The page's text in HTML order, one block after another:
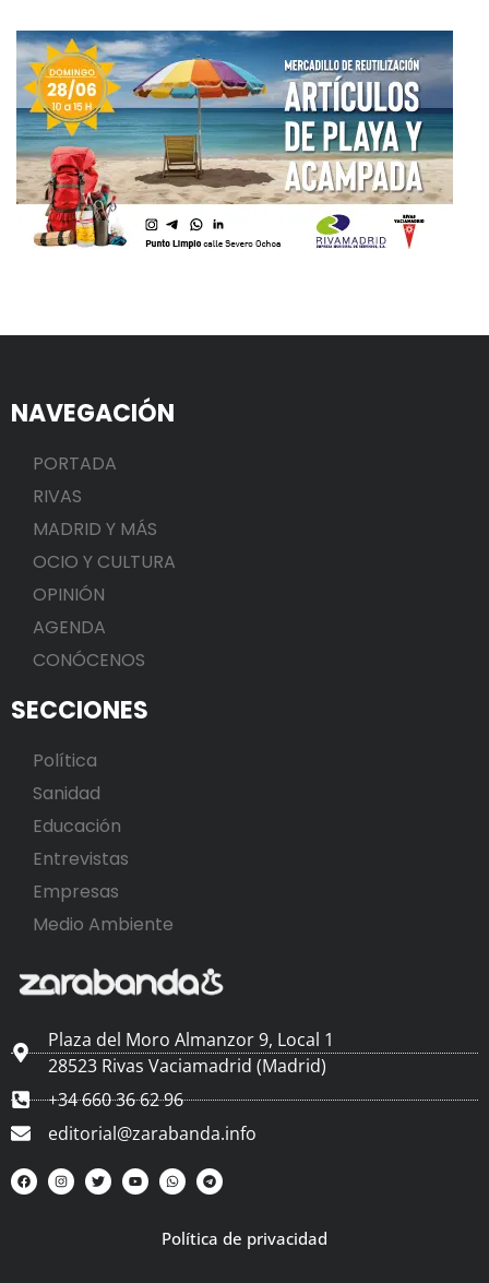
NAVEGACIÓN
PORTADA
RIVAS
MADRID Y MÁS
OCIO Y CULTURA
OPINIÓN
AGENDA
CONÓCENOS
SECCIONES
Política
Sanidad
Educación
Entrevistas
Empresas
Medio Ambiente
Plaza del Moro Almanzor 9, Local 1
28523 Rivas Vaciamadrid (Madrid)
+34 660 36 62 96
editorial@zarabanda.info
Política de privacidad